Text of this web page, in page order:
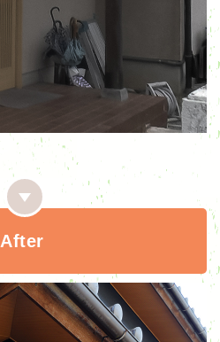
After